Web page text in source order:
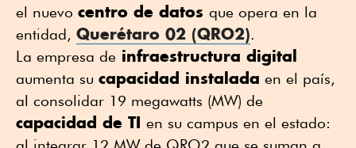
el nuevo centro de datos que opera en la
entidad, Querétaro 02 (QRO2).
La empresa de infraestructura digital
aumenta su capacidad instalada en el país,
al consolidar 19 megawatts (MW) de
capacidad de TI en su campus en el estado: